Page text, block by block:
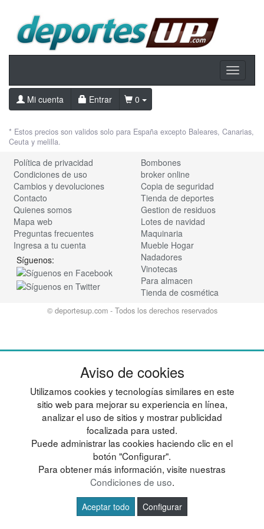
Toggle
Mi cuenta
Entrar 0
* Estos precios son validos solo para España excepto Baleares, Canarias,
Ceuta y melilla.
Política de privacidad
Condiciones de uso
Cambios y devoluciones
Contacto
Quienes somos
Mapa web
Preguntas frecuentes
Ingresa a tu cuenta
Síguenos:
Bombones
broker online
Copia de seguridad
Tienda de deportes
Gestion de residuos
Lotes de navidad
Maquinaria
Mueble Hogar
Nadadores
Vinotecas
Para almacen
Tienda de cosmética
© deportesup.com - Todos los derechos reservados
Aviso de cookies
Utilizamos cookies y tecnologías similares en este
sitio web para mejorar su experiencia en línea,
analizar el uso de sitios y mostrar publicidad
focalizada para usted.
Puede administrar las cookies haciendo clic en el
botón "Configurar".
Para obtener más información, visite nuestras
Condiciones de uso.
Aceptar todo Configurar